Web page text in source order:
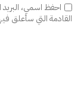
احفظ اسمي، البريد
القادمة التي سأعلق